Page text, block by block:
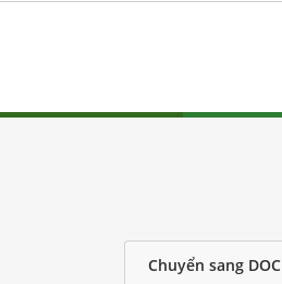
Chuyển sang DOC